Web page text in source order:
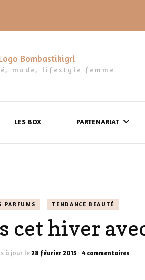
mode, lifestyle femme
LES GELS-DOUCHE
LES DÉOS
LES BOX PARTENARIAT
CONFIDENTIALITÉ
PARFUMS TENDANCE BEAUTÉ
cet hiver
à jour le28 février 2015 4 commentairessur